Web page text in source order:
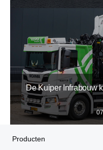
De Kuiper Infrabouw
Producten